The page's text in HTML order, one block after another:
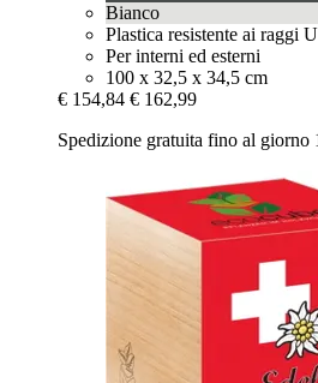
Bianco
Plastica resistente ai raggi
Per interni ed esterni
100 x 32,5 x 34,5 cm
€ 154,84 € 162,99
Spedizione gratuita fino al giorno